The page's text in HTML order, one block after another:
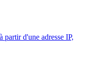
d'une adresse IP,